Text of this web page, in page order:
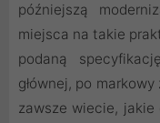
późniejszą
miejsca na takie
podaną
głównej, po
zawsze wiecie, jakie